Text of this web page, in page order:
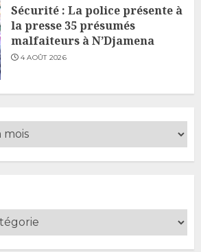
Sécurité : La police présente à
la presse 35 présumés
malfaiteurs à N’Djamena
4 AOÛT 2026